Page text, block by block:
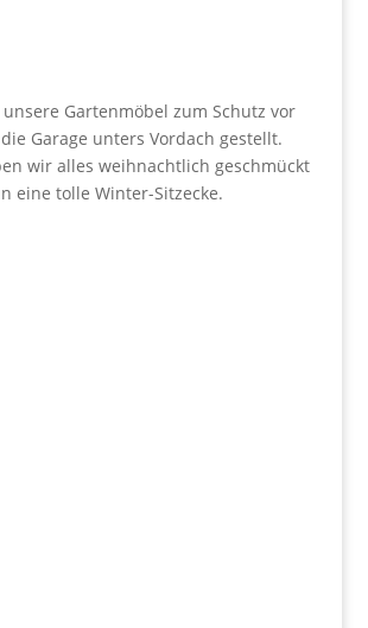
Gartenmöbel zum Schutz vor
Garage unters Vordach gestellt.
wir alles weihnachtlich geschmückt
eine tolle Winter-Sitzecke.